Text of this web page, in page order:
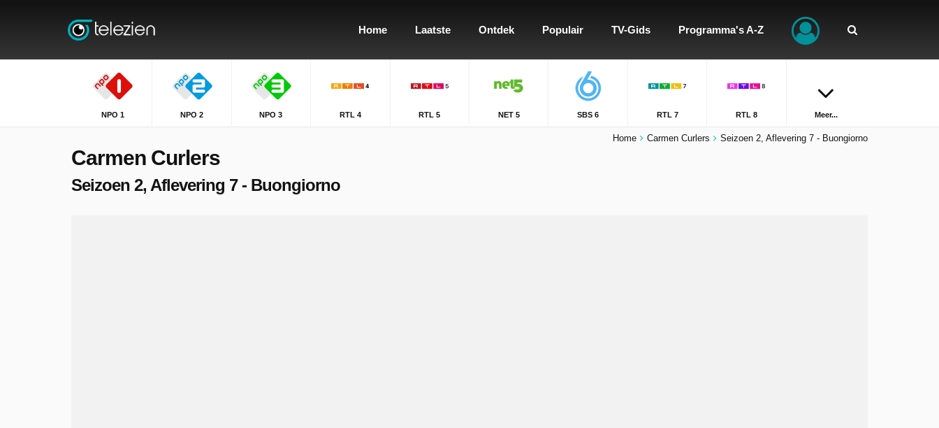
Home Laatste Ontdek Populair TV-Gids Programma's A-Z
NPO 1 NPO 2 NPO 3 RTL 4 RTL 5 NET 5 SBS 6 RTL 7 RTL 8 Meer...
Home Carmen Curlers Seizoen 2, Aflevering 7 - Buongiorno
Carmen Curlers
Seizoen 2, Aflevering 7 - Buongiorno